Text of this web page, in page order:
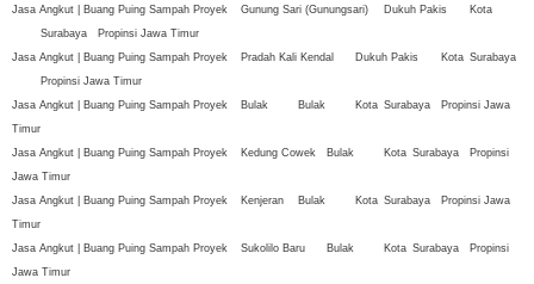
Jasa Angkut | Buang Puing Sampah Proyek
Gunung Sari (Gunungsari) Dukuh Pakis
Kota
Surabaya
Propinsi Jawa Timur
Jasa Angkut | Buang Puing Sampah Proyek
Pradah Kali Kendal Dukuh Pakis Kota Surabaya
Propinsi Jawa Timur
Jasa Angkut | Buang Puing Sampah Proyek
Bulak Bulak Kota Surabaya
Propinsi Jawa
Timur
Jasa Angkut | Buang Puing Sampah Proyek
Kedung Cowek Bulak Kota Surabaya
Propinsi
Jawa Timur
Jasa Angkut | Buang Puing Sampah Proyek
Kenjeran Bulak Kota Surabaya
Propinsi Jawa
Timur
Jasa Angkut | Buang Puing Sampah Proyek
Sukolilo Baru Bulak Kota Surabaya
Propinsi
Jawa Timur